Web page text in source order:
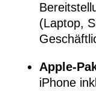
(Laptop,
Apple-
iPhone